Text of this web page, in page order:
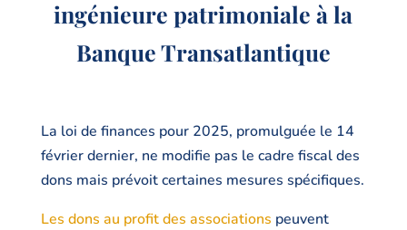
ingénieure patrimoniale à la
Banque Transatlantique
La loi de finances pour 2025, promulguée le 14
février dernier, ne modifie pas le cadre fiscal des
dons mais prévoit certaines mesures spécifiques.
Les dons au profit des associations peuvent